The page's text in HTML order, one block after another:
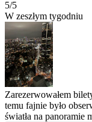
5/5
W zeszłym tygodniu
Zarezerwowałem
temu fajnie było
światła na panoramie